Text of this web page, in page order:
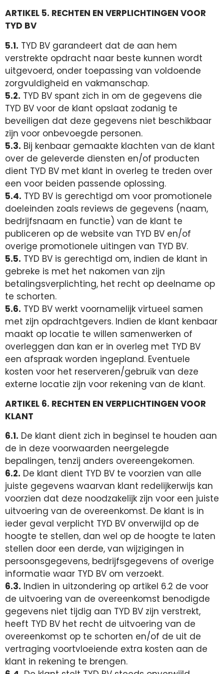
ARTIKEL 5. RECHTEN EN VERPLICHTINGEN VOOR
TYD BV
5.1. TYD BV garandeert dat de aan hem
verstrekte opdracht naar beste kunnen wordt
uitgevoerd, onder toepassing van voldoende
zorgvuldigheid en vakmanschap.
5.2. TYD BV spant zich in om de gegevens die
TYD BV voor de klant opslaat zodanig te
beveiligen dat deze gegevens niet beschikbaar
zijn voor onbevoegde personen.
5.3. Bij kenbaar gemaakte klachten van de klant
over de geleverde diensten en/of producten
dient TYD BV met klant in overleg te treden over
een voor beiden passende oplossing.
5.4. TYD BV is gerechtigd om voor promotionele
doeleinden zoals reviews de gegevens (naam,
bedrijfsnaam en functie) van de klant te
publiceren op de website van TYD BV en/of
overige promotionele uitingen van TYD BV.
5.5. TYD BV is gerechtigd om, indien de klant in
gebreke is met het nakomen van zijn
betalingsverplichting, het recht op deelname op
te schorten.
5.6. TYD BV werkt voornamelijk virtueel samen
met zijn opdrachtgevers. Indien de klant kenbaar
maakt op locatie te willen samenwerken of
overleggen dan kan er in overleg met TYD BV
een afspraak worden ingepland. Eventuele
kosten voor het reserveren/gebruik van deze
externe locatie zijn voor rekening van de klant.
ARTIKEL 6. RECHTEN EN VERPLICHTINGEN VOOR
KLANT
6.1. De klant dient zich in beginsel te houden aan
de in deze voorwaarden neergelegde
bepalingen, tenzij anders overeengekomen.
6.2. De klant dient TYD BV te voorzien van alle
juiste gegevens waarvan klant redelijkerwijs kan
voorzien dat deze noodzakelijk zijn voor een juiste
uitvoering van de overeenkomst. De klant is in
ieder geval verplicht TYD BV onverwijld op de
hoogte te stellen, dan wel op de hoogte te laten
stellen door een derde, van wijzigingen in
persoonsgegevens, bedrijfsgegevens of overige
informatie waar TYD BV om verzoekt.
6.3. Indien in uitzondering op artikel 6.2 de voor
de uitvoering van de overeenkomst benodigde
gegevens niet tijdig aan TYD BV zijn verstrekt,
heeft TYD BV het recht de uitvoering van de
overeenkomst op te schorten en/of de uit de
vertraging voortvloeiende extra kosten aan de
klant in rekening te brengen.